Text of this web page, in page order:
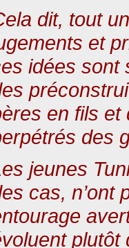
dit, tout
et
idées sont
en fils et
des
jeunes
cas, n’ont
plutôt